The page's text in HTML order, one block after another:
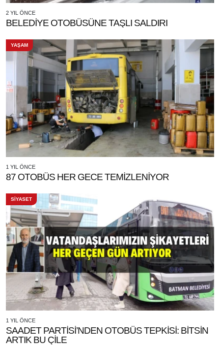
2 YIL ÖNCE
BELEDİYE OTOBÜSÜNE TAŞLI SALDIRI
YAŞAM
1 YIL ÖNCE
87 OTOBÜS HER GECE TEMİZLENİYOR
SİYASET
1 YIL ÖNCE
SAADET PARTİSİ’NDEN OTOBÜS TEPKİSİ: BİTSİN
ARTIK BU ÇİLE